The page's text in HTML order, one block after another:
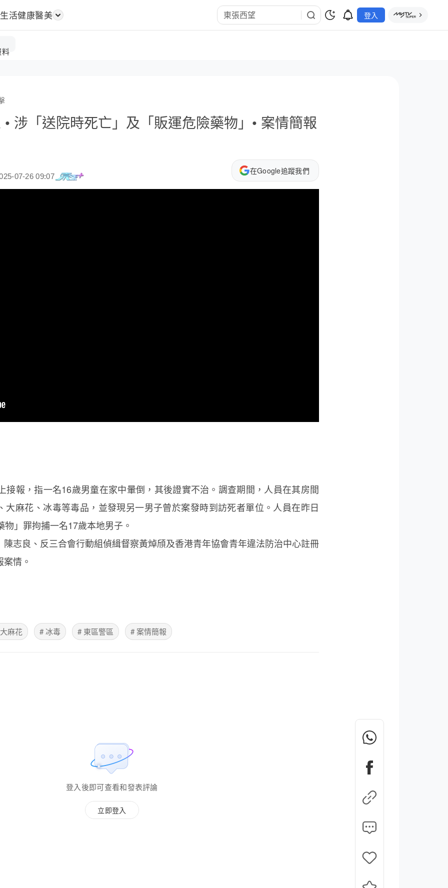
生活健康醫美 登入
料
涉「送院時死亡」及「販運危險藥物」• 案情簡報
07-26 09:07
在Google追蹤我們
接報，指一名16歲男童在家中暈倒，其後證實不治。調查期間，人員在其房間
大麻花、冰毒等毒品，並發現另一男子曾於案發時到訪死者單位。人員在昨日
」罪拘捕一名17歲本地男子。
志良、反三合會行動組偵緝督察黃焯頎及香港青年協會青年違法防治中心註冊
情。
麻花 # 冰毒 # 東區警區 # 案情簡報
登入後即可查看和發表評論
立即登入